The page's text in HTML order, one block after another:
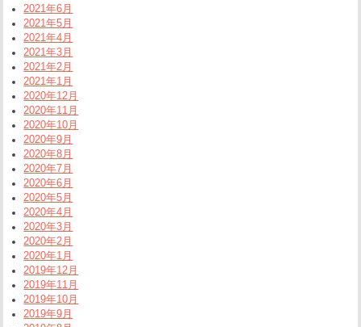
2021年6月
2021年5月
2021年4月
2021年3月
2021年2月
2021年1月
2020年12月
2020年11月
2020年10月
2020年9月
2020年8月
2020年7月
2020年6月
2020年5月
2020年4月
2020年3月
2020年2月
2020年1月
2019年12月
2019年11月
2019年10月
2019年9月